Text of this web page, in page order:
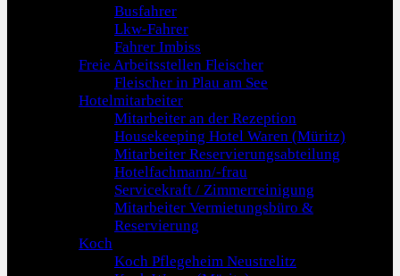
Busfahrer
Lkw-Fahrer
Fahrer Imbiss
Freie Arbeitsstellen Fleischer
Fleischer in Plau am See
Hotelmitarbeiter
Mitarbeiter an der Rezeption
Housekeeping Hotel Waren (Müritz)
Mitarbeiter Reservierungsabteilung
Hotelfachmann/-frau
Servicekraft / Zimmerreinigung
Mitarbeiter Vermietungsbüro &
Reservierung
Koch
Koch Pflegeheim Neustrelitz